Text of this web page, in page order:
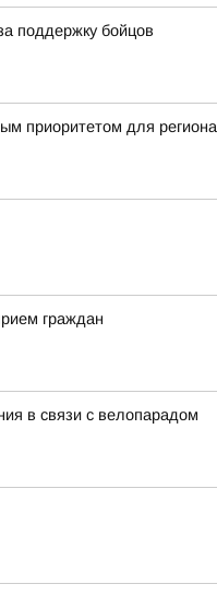
поддержку бойцов
приоритетом для региона
граждан
в связи с велопарадом